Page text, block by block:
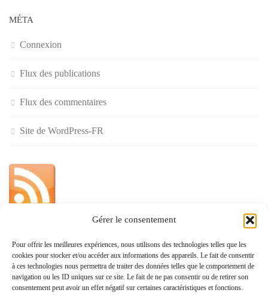
Gérer le consentement
Pour offrir les meilleures expériences, nous utilisons des technologies telles que les
cookies pour stocker et/ou accéder aux informations des appareils. Le fait de consentir
à ces technologies nous permettra de traiter des données telles que le comportement de
navigation ou les ID uniques sur ce site. Le fait de ne pas consentir ou de retirer son
consentement peut avoir un effet négatif sur certaines caractéristiques et fonctions.
MÉTA
Connexion
Flux des publications
Flux des commentaires
Site de WordPress-FR
»
Politique de confidentialité